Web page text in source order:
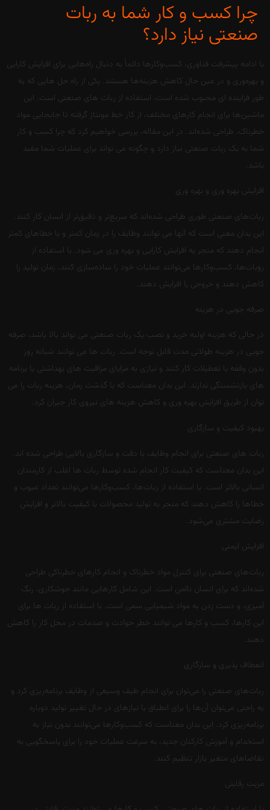
چرا کسب و کار شما به ربات
صنعتی نیاز دارد؟
با ادامه پیشرفت فناوری، کسب‌وکارها دائماً به دنبال راه‌هایی برای افزایش کارایی
و بهره‌وری و در عین حال کاهش هزینه‌ها هستند. یکی از راه حل هایی که به
طور فزاینده ای محبوب شده است، استفاده از ربات های صنعتی است. این
ماشین‌ها برای انجام کارهای مختلف، از کار خط مونتاژ گرفته تا جابجایی مواد
خطرناک، طراحی شده‌اند. در این مقاله، بررسی خواهیم کرد که چرا کسب و کار
شما به یک ربات صنعتی نیاز دارد و چگونه می تواند برای عملیات شما مفید
باشد.
افزایش بهره وری و بهره وری
ربات‌های صنعتی طوری طراحی شده‌اند که سریع‌تر و دقیق‌تر از انسان کار کنند.
این بدان معنی است که آنها می توانند وظایف را در زمان کمتر و با خطاهای کمتر
انجام دهند که منجر به افزایش کارایی و بهره وری می شود. با استفاده از
روبات‌ها، کسب‌وکارها می‌توانند عملیات خود را ساده‌سازی کنند، زمان تولید را
کاهش دهند و خروجی را افزایش دهند.
صرفه جویی در هزینه
در حالی که هزینه اولیه خرید و نصب یک ربات صنعتی می تواند بالا باشد، صرفه
جویی در هزینه طولانی مدت قابل توجه است. ربات ها می توانند شبانه روز
بدون وقفه یا تعطیلات کار کنند و نیازی به مزایای مراقبت های بهداشتی یا برنامه
های بازنشستگی ندارند. این بدان معناست که با گذشت زمان، هزینه ربات را می
توان از طریق افزایش بهره وری و کاهش هزینه های نیروی کار جبران کرد.
بهبود کیفیت و سازگاری
ربات های صنعتی برای انجام وظایف با دقت و سازگاری بالایی طراحی شده اند.
این بدان معناست که کیفیت کار انجام شده توسط ربات ها اغلب از کارمندان
انسانی بالاتر است. با استفاده از ربات‌ها، کسب‌وکارها می‌توانند تعداد عیوب و
خطاها را کاهش دهند که منجر به تولید محصولات با کیفیت بالاتر و افزایش
رضایت مشتری می‌شود.
افزایش ایمنی
ربات‌های صنعتی برای کنترل مواد خطرناک و انجام کارهای خطرناکی طراحی
شده‌اند که برای انسان ناامن است. این شامل کارهایی مانند جوشکاری، رنگ
آمیزی، و دست زدن به مواد شیمیایی سمی است. با استفاده از ربات ها برای
این کارها، کسب و کارها می توانند خطر حوادث و صدمات در محل کار را کاهش
دهند.
انعطاف پذیری و سازگاری
ربات‌های صنعتی را می‌توان برای انجام طیف وسیعی از وظایف برنامه‌ریزی کرد و
به راحتی می‌توان آن‌ها را برای انطباق با نیازهای در حال تغییر تولید دوباره
برنامه‌ریزی کرد. این بدان معناست که کسب‌وکارها می‌توانند بدون نیاز به
استخدام و آموزش کارکنان جدید، به سرعت عملیات خود را برای پاسخگویی به
تقاضاهای متغیر بازار تنظیم کنند.
مزیت رقابتی